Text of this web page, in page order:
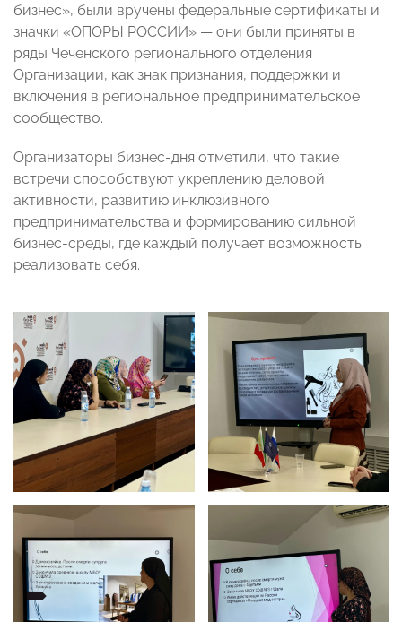
бизнес», были вручены федеральные сертификаты и
значки «ОПОРЫ РОССИИ» — они были приняты в
ряды Чеченского регионального отделения
Организации, как знак признания, поддержки и
включения в региональное предпринимательское
сообщество.
Организаторы бизнес-дня отметили, что такие
встречи способствуют укреплению деловой
активности, развитию инклюзивного
предпринимательства и формированию сильной
бизнес-среды, где каждый получает возможность
реализовать себя.